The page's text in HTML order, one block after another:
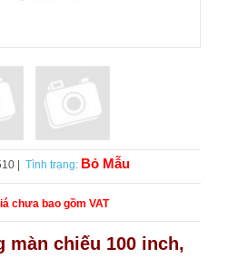
| Tình trạng: Bỏ Mẫu
chưa bao gồm VAT
màn chiếu 100 inch,